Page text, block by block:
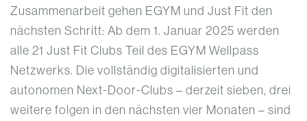
Zusammenarbeit gehen EGYM und Just Fit den
nächsten Schritt: Ab dem 1. Januar 2025 werden
alle 21 Just Fit Clubs Teil des EGYM Wellpass
Netzwerks. Die vollständig digitalisierten und
autonomen Next-Door-Clubs – derzeit sieben, drei
weitere folgen in den nächsten vier Monaten – sind